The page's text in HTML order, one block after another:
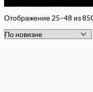
Отображение 25–48 из 85